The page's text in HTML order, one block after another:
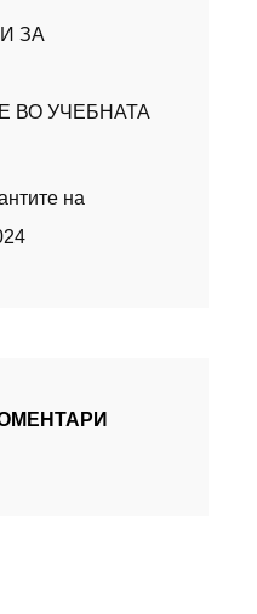
ЗА
ВО УЧЕБНАТА
на